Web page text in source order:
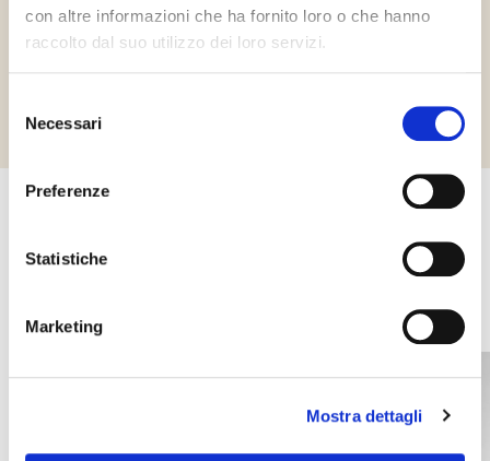
con altre informazioni che ha fornito loro o che hanno
raccolto dal suo utilizzo dei loro servizi.
delNecessari
Preferenze
Statistiche
Marketing
Mostra dettagli